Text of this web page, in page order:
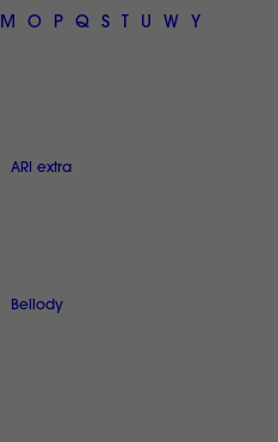
M O P Q S T U W Y
ARI extra
Bellody